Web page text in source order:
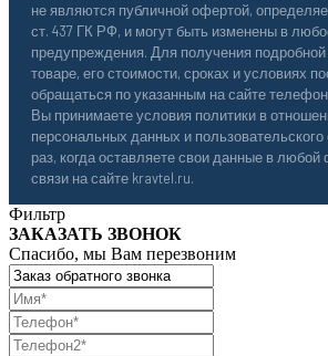
не являются публичной офертой,
ст. 437 ГК РФ, и могут быть изменены в
предупреждения. Для получения
товаре, его стоимости, сроках и условиях
обращаться по указанным на сайте
Вы принимаете условия политики в
персональных данных и
раз, когда оставляете свои данные в
связи на сайте kravtel.ru.
Фильтр
ЗАКАЗАТЬ ЗВОНОК
Спасибо, мы Вам перезвоним